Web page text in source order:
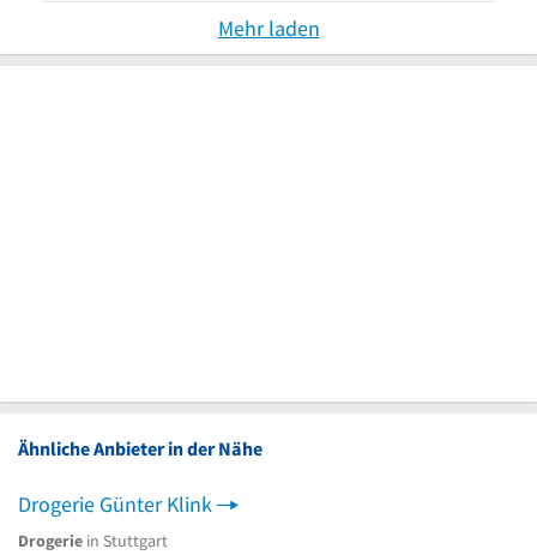
Mehr laden
Ähnliche Anbieter in der Nähe
Drogerie Günter Klink
Drogerie in Stuttgart